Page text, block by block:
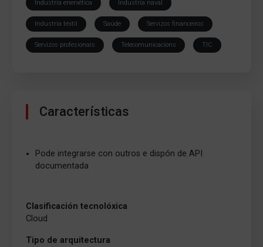
Industria enerxética Industria naval
Industria téxtil Saúde Servizos financeiros
Servizos profesionais Telecomunicacions TIC
Características
Pode integrarse con outros e dispón de API
documentada
Clasificación tecnolóxica
Cloud
Tipo de arquitectura